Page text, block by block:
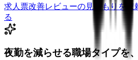
求人票改善レビューの見積もりを依
る
夜勤を減らせる職場タイプを